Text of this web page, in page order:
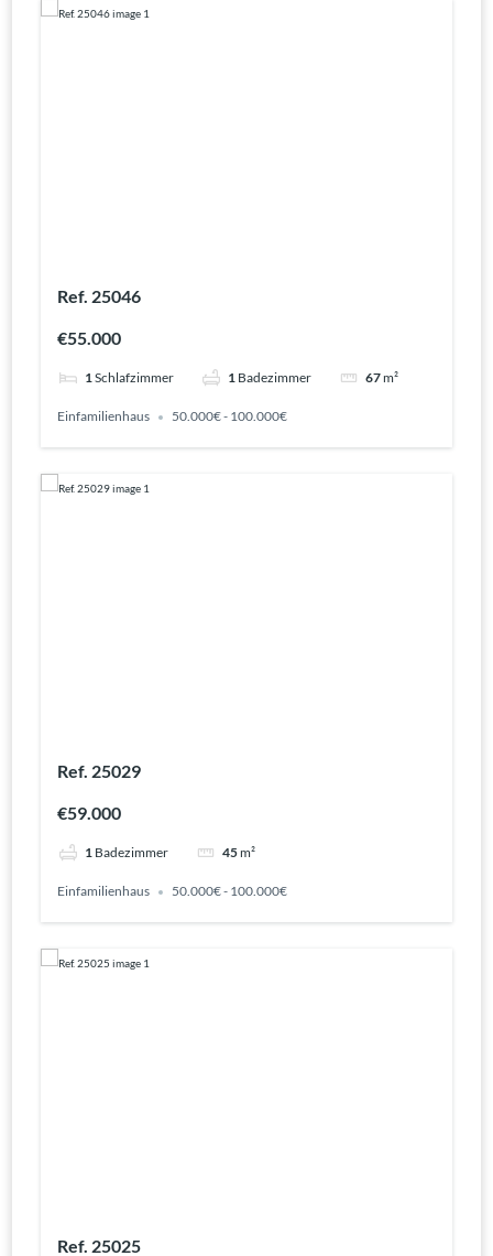
Ref. 25046
€55.000
1Schlafzimmer 1 Badezimmer 67m²
Einfamilienhaus 50.000€ - 100.000€
Ref. 25029
€59.000
1 Badezimmer 45m²
Einfamilienhaus 50.000€ - 100.000€
Ref. 25025